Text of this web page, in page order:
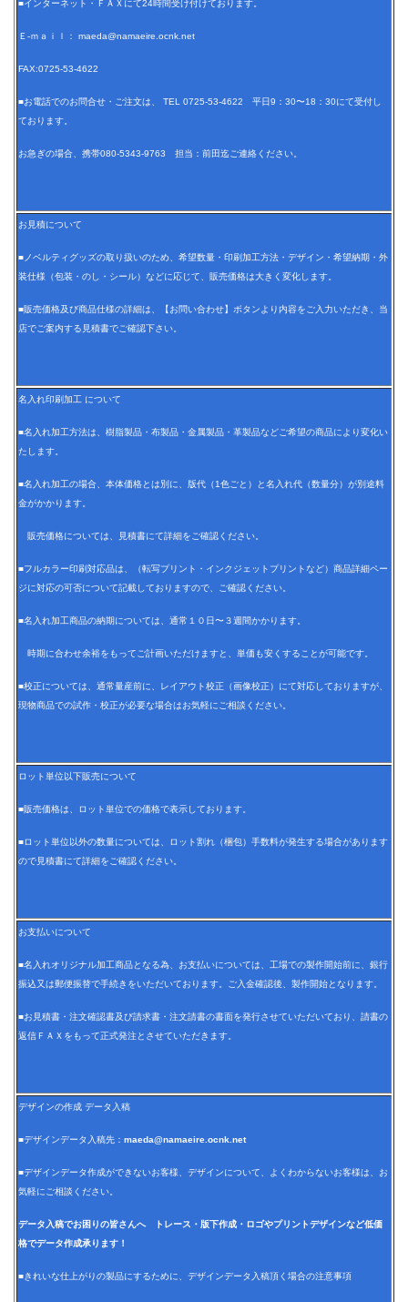
■インターネット・ＦＡＸにて24時間受け付けております。
Ｅ-ｍａｉｌ： maeda@namaeire.ocnk.net
FAX:0725-53-4622
■お電話でのお問合せ・ご注文は、 TEL 0725-53-4622 平日9：30〜18：30にて受付し
ております。
お急ぎの場合、携帯080-5343-9763 担当：前田迄ご連絡ください。
お見積について
■ノベルティグッズの取り扱いのため、希望数量・印刷加工方法・デザイン・希望納期・外
装仕様（包装・のし・シール）などに応じて、販売価格は大きく変化します。
■販売価格及び商品仕様の詳細は、【お問い合わせ】ボタンより内容をご入力いただき、当
店でご案内する見積書でご確認下さい。
名入れ印刷加工 について
■名入れ加工方法は、樹脂製品・布製品・金属製品・革製品などご希望の商品により変化い
たします。
■名入れ加工の場合、本体価格とは別に、版代（1色ごと）と名入れ代（数量分）が別途料
金がかかります。
販売価格については、見積書にて詳細をご確認ください。
■フルカラー印刷対応品は、（転写プリント・インクジェットプリントなど）商品詳細ペー
ジに対応の可否について記載しておりますので、ご確認ください。
■名入れ加工商品の納期については、通常１０日〜３週間かかります。
時期に合わせ余裕をもってご計画いただけますと、単価も安くすることが可能です。
■校正については、通常量産前に、レイアウト校正（画像校正）にて対応しておりますが、
現物商品での試作・校正が必要な場合はお気軽にご相談ください。
ロット単位以下販売について
■販売価格は、ロット単位での価格で表示しております。
■ロット単位以外の数量については、ロット割れ（梱包）手数料が発生する場合があります
ので見積書にて詳細をご確認ください。
お支払いについて
■名入れオリジナル加工商品となる為、お支払いについては、工場での製作開始前に、銀行
振込又は郵便振替で手続きをいただいております。ご入金確認後、製作開始となります。
■お見積書・注文確認書及び請求書・注文請書の書面を発行させていただいており、請書の
返信ＦＡＸをもって正式発注とさせていただきます。
デザインの作成 データ入稿
■デザインデータ入稿先： maeda@namaeire.ocnk.net
■デザインデータ作成ができないお客様、デザインについて、よくわからないお客様は、お
気軽にご相談ください。
データ入稿でお困りの皆さんへ トレース・版下作成・ロゴやプリントデザインなど低価
格でデータ作成承ります！
■きれいな仕上がりの製品にするために、デザインデータ入稿頂く場合の注意事項